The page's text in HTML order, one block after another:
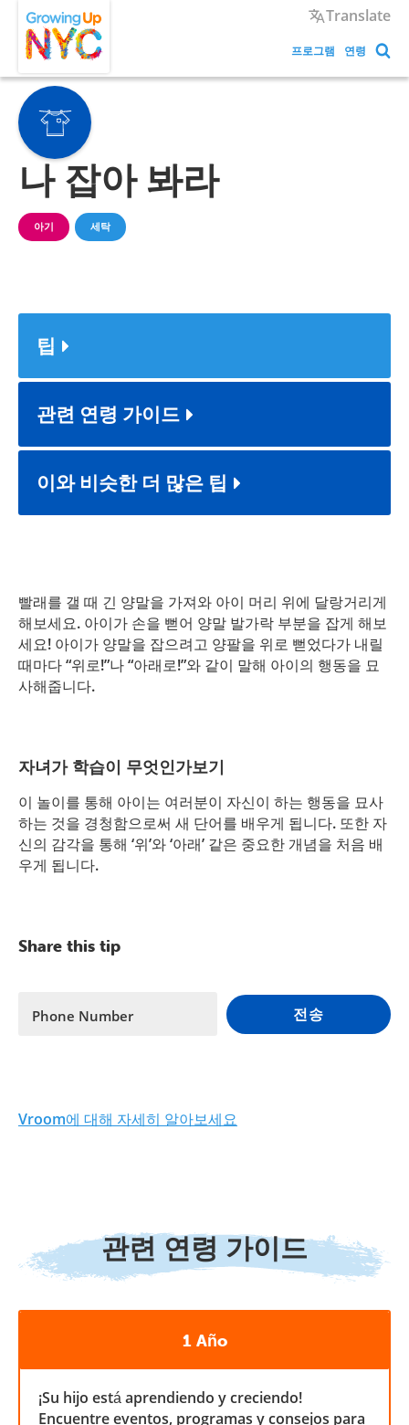
Skip
main
content
Translate
프로그램 연령
나 잡아 봐라
아기 세탁
팁
관련 연령 가이드
이와 비슷한 더 많은 팁
빨래를 갤 때 긴 양말을 가져와 아이 머리 위에 달랑거리게
해보세요. 아이가 손을 뻗어 양말 발가락 부분을 잡게 해보
세요! 아이가 양말을 잡으려고 양팔을 위로 뻗었다가 내릴
때마다 “위로!”나 “아래로!”와 같이 말해 아이의 행동을 묘
사해줍니다.
자녀가 학습이 무엇인가보기
이 놀이를 통해 아이는 여러분이 자신이 하는 행동을 묘사
하는 것을 경청함으로써 새 단어를 배우게 됩니다. 또한 자
신의 감각을 통해 ‘위’와 ‘아래’ 같은 중요한 개념을 처음 배
우게 됩니다.
Share this tip
Phone Number 전송
Vroom에 대해 자세히 알아보세요
관련 연령 가이드
1 Año
¡Su hijo está aprendiendo y creciendo!
Encuentre eventos, programas y consejos para